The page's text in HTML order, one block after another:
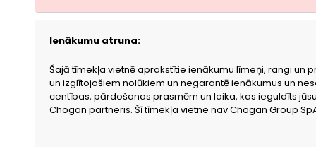
Ienākumu atruna:
Šajā tīmekļa vietnē aprakstītie ienākumu līmeņi, rangi un
un izglītojošiem nolūkiem un negarantē ienākumus un
centības, pārdošanas prasmēm un laika, kas ieguldīts
Chogan partneris. Šī tīmekļa vietne nav Chogan Group